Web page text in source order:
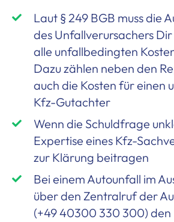
Laut § 249 BGB muss die
des Unfallverursachers
alle unfallbedingten
Dazu zählen neben den
auch die Kosten für einen
Kfz-Gutachter
Wenn die Schuldfrage
Expertise eines Kfz-
zur Klärung beitragen
Bei einem Autounfall im
über den Zentralruf der
(+49 40300 330 300) den